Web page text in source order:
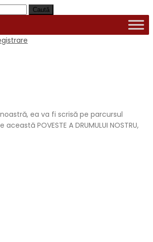
Caută
ea va fi scrisă pe parcursul
POVESTE A DRUMULUI NOSTRU,